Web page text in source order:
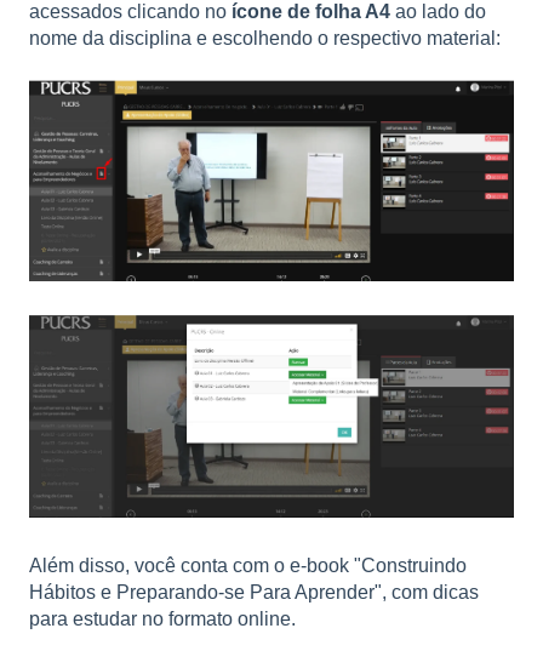
acessados clicando no ícone de folha A4 ao lado do
nome da disciplina e escolhendo o respectivo material:
Além disso, você conta com o e-book "Construindo
Hábitos e Preparando-se Para Aprender", com dicas
para estudar no formato online.